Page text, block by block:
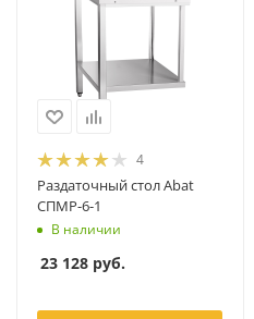
4
Раздаточный стол Abat
СПМР-6-1
В наличии
23 128 руб.